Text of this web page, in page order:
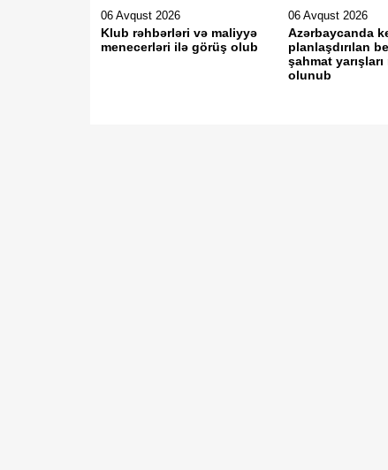
06 Avqust 2026
Klub rəhbərləri və maliyyə
menecerləri ilə görüş olub
06 Avqust 2026
Azərbaycanda
planlaşdırılan
şahmat
olunub